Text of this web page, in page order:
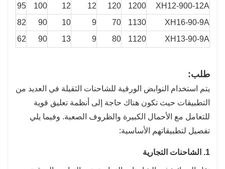
XH12-900-12A
1200
120
12
12
100
95
XH16-90-9A
1130
70
9
10
90
82
XH13-90-9A
1120
80
9
13
90
62
طلب:
يتم استخدام النوابض الورقية للشاحنات الثقيلة في العديد من
التطبيقات حيث تكون هناك حاجة إلى أنظمة تعليق قوية
للتعامل مع الأحمال الكبيرة والظروف الصعبة. وفيما يلي
تفصيل لتطبيقاتهم الأساسية:
1. الشاحنات التجارية